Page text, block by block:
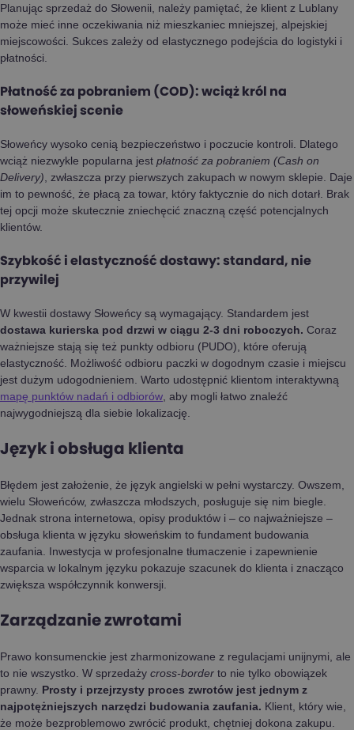
Planując sprzedaż do Słowenii, należy pamiętać, że klient z Lublany
może mieć inne oczekiwania niż mieszkaniec mniejszej, alpejskiej
miejscowości. Sukces zależy od elastycznego podejścia do logistyki i
płatności.
Płatność za pobraniem (COD): wciąż król na
słoweńskiej scenie
Słoweńcy wysoko cenią bezpieczeństwo i poczucie kontroli. Dlatego
wciąż niezwykle popularna jest płatność za pobraniem (Cash on
Delivery) , zwłaszcza przy pierwszych zakupach w nowym sklepie. Daje
im to pewność, że płacą za towar, który faktycznie do nich dotarł. Brak
tej opcji może skutecznie zniechęcić znaczną część potencjalnych
klientów.
Szybkość i elastyczność dostawy: standard, nie
przywilej
W kwestii dostawy Słoweńcy są wymagający. Standardem jest
dostawa kurierska pod drzwi w ciągu 2-3 dni roboczych. Coraz
ważniejsze stają się też punkty odbioru (PUDO), które oferują
elastyczność. Możliwość odbioru paczki w dogodnym czasie i miejscu
jest dużym udogodnieniem. Warto udostępnić klientom interaktywną
mapę punktów nadań i odbiorów , aby mogli łatwo znaleźć
najwygodniejszą dla siebie lokalizację.
Język i obsługa klienta
Błędem jest założenie, że język angielski w pełni wystarczy. Owszem,
wielu Słoweńców, zwłaszcza młodszych, posługuje się nim biegle.
Jednak strona internetowa, opisy produktów i – co najważniejsze –
obsługa klienta w języku słoweńskim to fundament budowania
zaufania. Inwestycja w profesjonalne tłumaczenie i zapewnienie
wsparcia w lokalnym języku pokazuje szacunek do klienta i znacząco
zwiększa współczynnik konwersji.
Zarządzanie zwrotami
Prawo konsumenckie jest zharmonizowane z regulacjami unijnymi, ale
to nie wszystko. W sprzedaży cross-border to nie tylko obowiązek
prawny. Prosty i przejrzysty proces zwrotów jest jednym z
najpotężniejszych narzędzi budowania zaufania. Klient, który wie,
że może bezproblemowo zwrócić produkt, chętniej dokona zakupu.